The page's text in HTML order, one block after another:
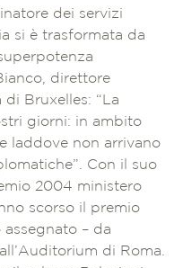
dei servizi
si è trasformata da
direttore
Bruxelles: “La
giorni: in ambito
laddove non arrivano
Con il suo
2004 ministero
scorso il premio
assegnato – da
di Roma.